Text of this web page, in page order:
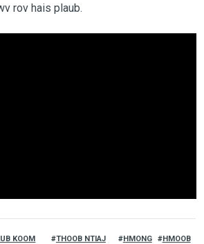
rov hais plaub.
KOOM
THOOB NTIAJ
HMONG HMOOB